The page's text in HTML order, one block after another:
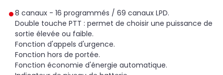
8 canaux - 16 programmés / 69 canaux LPD.
Double touche PTT : permet de choisir une puissance de
sortie élevée ou faible.
Fonction d'appels d'urgence.
Fonction hors de portée.
Fonction économie d'énergie automatique.